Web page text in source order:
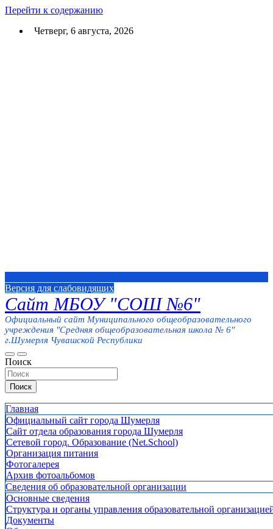
Перейти к содержанию
Четверг, 6 августа, 2026
Версия для слабовидящих
Сайт МБОУ "СОШ №6"
Официальный сайт Муниципального общеобразовательного
учреждения "Средняя общеобразовательная школа № 6"
г.Шумерля Чувашской Республики
Поиск
Поиск
Главная
Официальный сайт города Шумерля
Сайт отдела образования города Шумерля
Сетевой город. Образование (Net.School)
Организация питания
Фотогалерея
Архив фотоальбомов
Сведения об образовательной организации
Основные сведения
Структура и органы управления образовательной
Документы